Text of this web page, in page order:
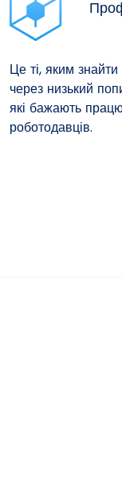
Це ті, яким
через низький
які бажають
роботодавців.